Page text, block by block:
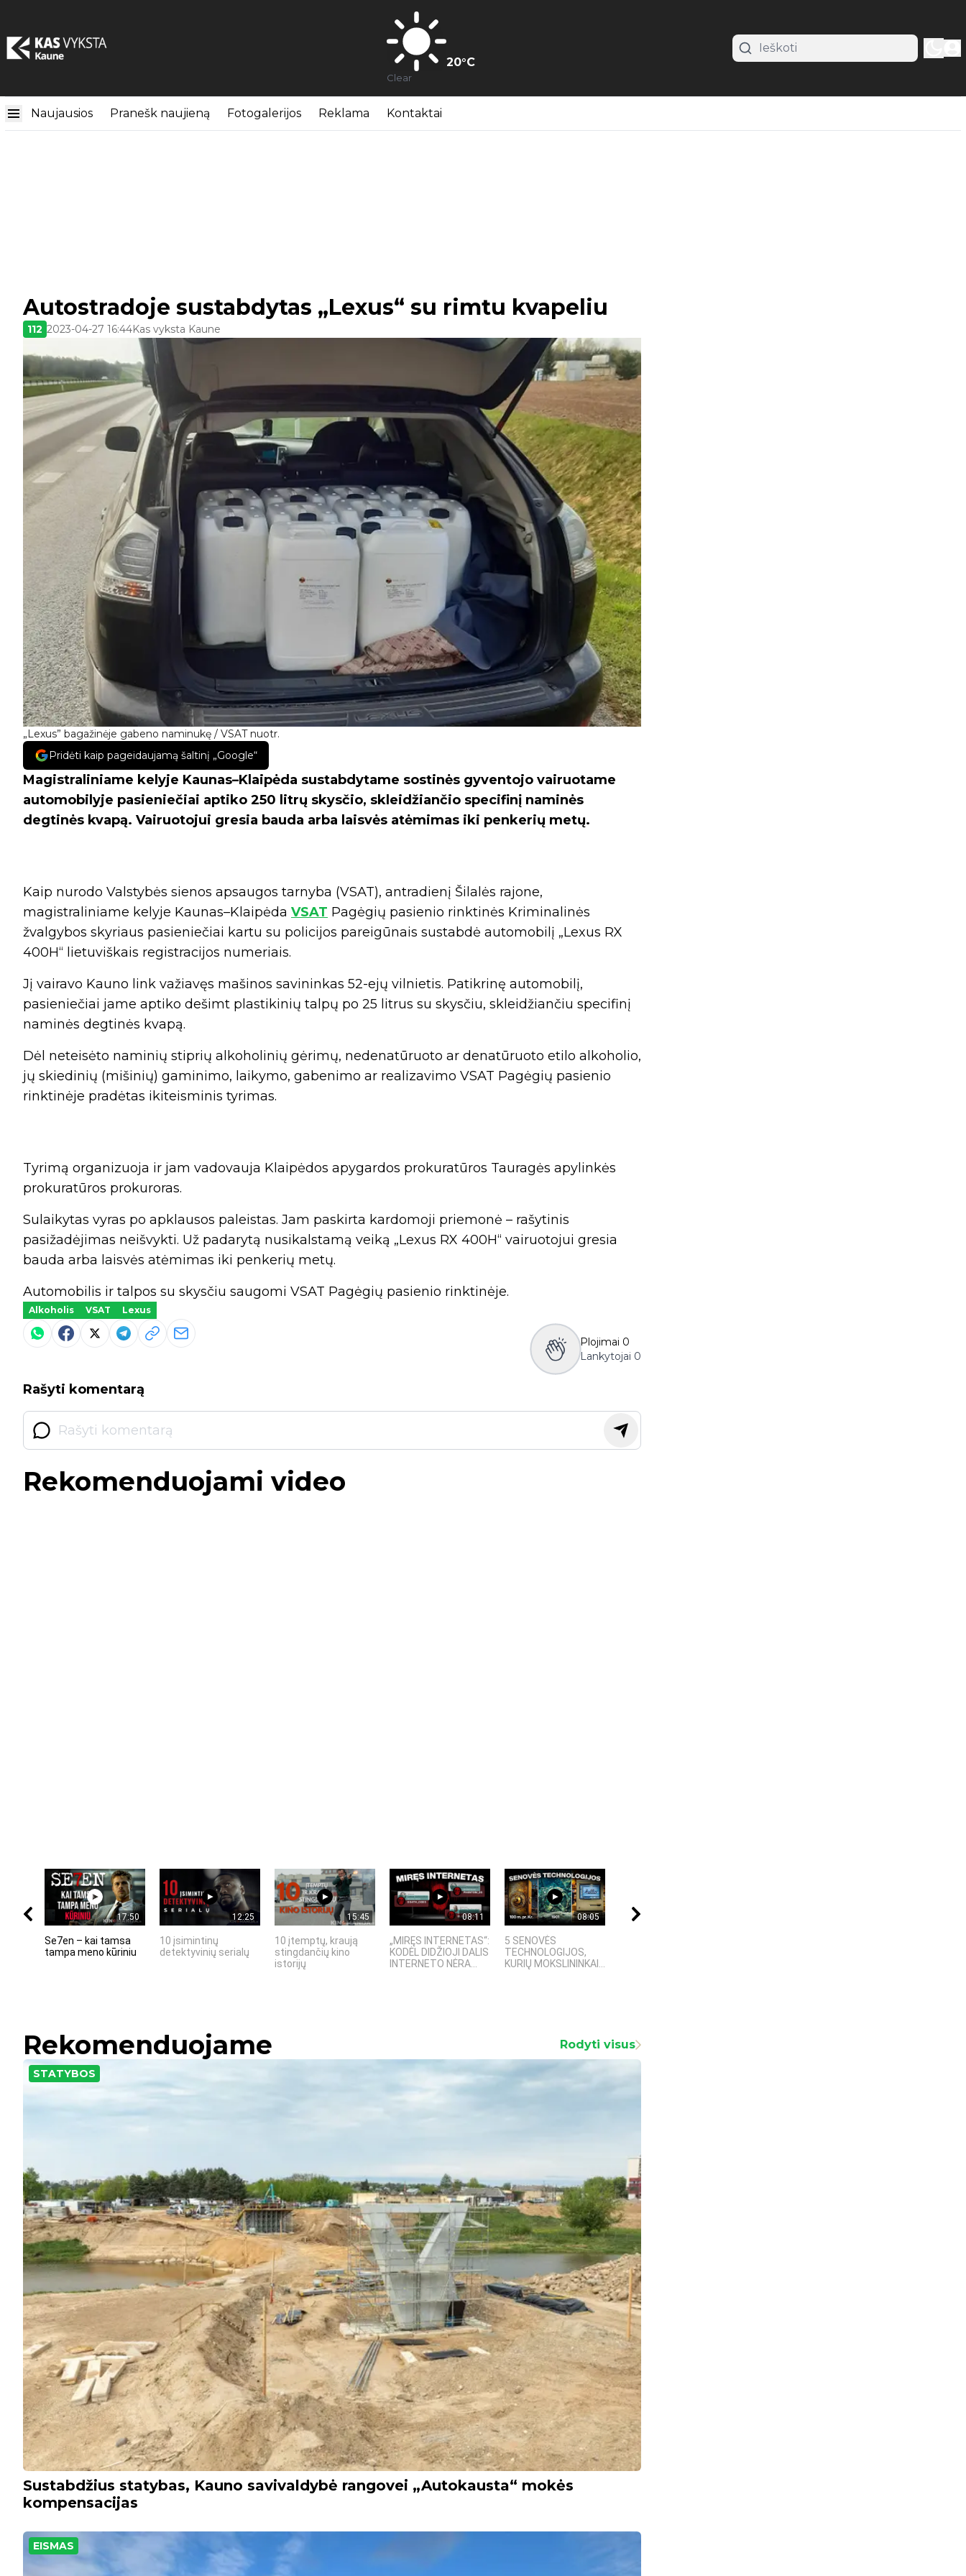
20°C
Clear
Naujausios Pranešk naujieną Fotogalerijos Reklama Kontaktai
„Lexus” bagažinėje gabeno naminukę / VSAT nuotr.
Autostradoje sustabdytas „Lexus“ su rimtu kvapeliu
112 2023-04-27 16:44Kas vyksta Kaune
Pridėti kaip pageidaujamą šaltinį „Google“
Magistraliniame kelyje Kaunas–Klaipėda sustabdytame sostinės gyventojo vairuotame
automobilyje pasieniečiai aptiko 250 litrų skysčio, skleidžiančio specifinį naminės
degtinės kvapą. Vairuotojui gresia bauda arba laisvės atėmimas iki penkerių metų.
Kaip nurodo Valstybės sienos apsaugos tarnyba (VSAT), antradienį Šilalės rajone,
magistraliniame kelyje Kaunas–Klaipėda VSAT Pagėgių pasienio rinktinės Kriminalinės
žvalgybos skyriaus pasieniečiai kartu su policijos pareigūnais sustabdė automobilį „Lexus RX
400H“ lietuviškais registracijos numeriais.
Jį vairavo Kauno link važiavęs mašinos savininkas 52-ejų vilnietis. Patikrinę automobilį,
pasieniečiai jame aptiko dešimt plastikinių talpų po 25 litrus su skysčiu, skleidžiančiu specifinį
naminės degtinės kvapą.
Dėl neteisėto naminių stiprių alkoholinių gėrimų, nedenatūruoto ar denatūruoto etilo alkoholio,
jų skiedinių (mišinių) gaminimo, laikymo, gabenimo ar realizavimo VSAT Pagėgių pasienio
rinktinėje pradėtas ikiteisminis tyrimas.
Tyrimą organizuoja ir jam vadovauja Klaipėdos apygardos prokuratūros Tauragės apylinkės
prokuratūros prokuroras.
Sulaikytas vyras po apklausos paleistas. Jam paskirta kardomoji priemonė – rašytinis
pasižadėjimas neišvykti. Už padarytą nusikalstamą veiką „Lexus RX 400H“ vairuotojui gresia
bauda arba laisvės atėmimas iki penkerių metų.
Automobilis ir talpos su skysčiu saugomi VSAT Pagėgių pasienio rinktinėje.
Alkoholis VSAT Lexus
Plojimai 0
Lankytojai 0
Rašyti komentarą
Rekomenduojami video
17:50
Se7en – kai tamsa
tampa meno kūriniu
12:25
10 įsimintinų
detektyvinių serialų
15:45
10 įtemptų, kraują
stingdančių kino
istorijų
08:11
„MIRĘS INTERNETAS“:
KODĖL DIDŽIOJI DALIS
INTERNETO NĖRA...
08:05
5 SENOVĖS
TECHNOLOGIJOS,
KURIŲ MOKSLININKAI...
Rekomenduojame Rodyti visus
STATYBOS
Sustabdžius statybas, Kauno savivaldybė rangovei „Autokausta“ mokės
kompensacijas
EISMAS